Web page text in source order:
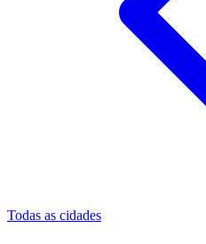
Todas as cidades